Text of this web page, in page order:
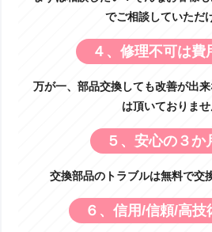
でご相談していただ
４、修理不可は費
万が一、部品交換しても改善が出
は頂いておりませ
５、安心の３か
交換部品のトラブルは無料で交
６、信用/信頼/高技